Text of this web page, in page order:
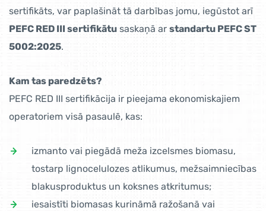
sertifikāts, var paplašināt tā darbības jomu, iegūstot arī
PEFC RED III sertifikātu saskaņā ar standartu PEFC ST
5002:2025.
Kam tas paredzēts?
PEFC RED III sertifikācija ir pieejama ekonomiskajiem
operatoriem visā pasaulē, kas:
izmanto vai piegādā meža izcelsmes biomasu,
tostarp lignocelulozes atlikumus, mežsaimniecības
blakusproduktus un koksnes atkritumus;
iesaistīti biomasas kurināmā ražošanā vai